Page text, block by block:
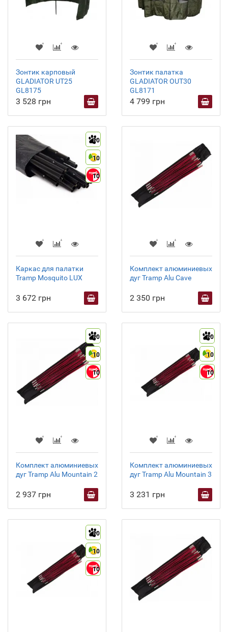
Зонтик карповый
GLADIATOR UT25
GL8175
3 528 грн
Зонтик палатка
GLADIATOR ОUT30
GL8171
4 799 грн
10
10
10
Каркас для палатки
Tramp Mosquito LUX
3 672 грн
Комплект алюминиевых
дуг Tramp Alu Cave
2 350 грн
10
10
10
Комплект алюминиевых
дуг Tramp Alu Mountain 2
2 937 грн
10
10
10
Комплект алюминиевых
дуг Tramp Alu Mountain 3
3 231 грн
10
10
10